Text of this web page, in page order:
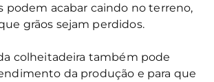
podem acabar caindo no terreno,
grãos sejam perdidos.
colheitadeira também pode
da produção e para que